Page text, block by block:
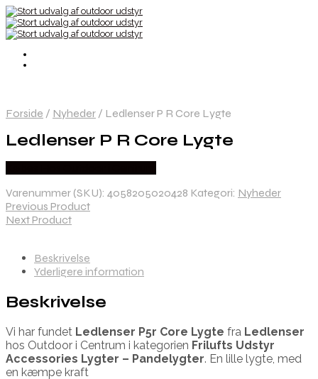
Forside / Nyheder / Ledlenser P R Core Lygte
Ledlenser P R Core Lygte
Varenummer (SKU): 4058205020428 Kategori: Nyheder
Previous Product
Next Product
Beskrivelse
Yderligere information
Beskrivelse
Vi har fundet Ledlenser P5r Core Lygte fra Ledlenser
hos Outdoor i Centrum i kategorien Frilufts Udstyr
Accessories Lygter – Pandelygter. En lille lygte, med
en kæmpe kraft